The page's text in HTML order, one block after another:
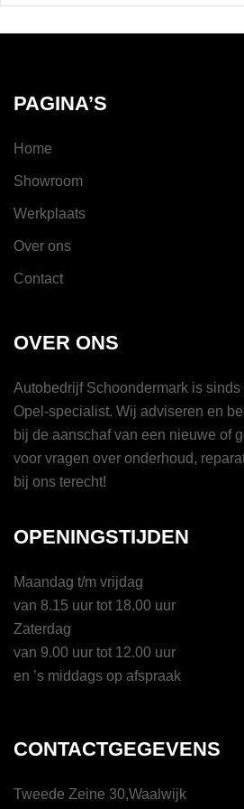
PAGINA’S
Home
Showroom
Werkplaats
Over ons
Contact
OVER ONS
Autobedrijf Schoondermark is
Opel-specialist. Wij adviseren en
bij de aanschaf van een nieuwe of
voor vragen over onderhoud,
bij ons terecht!
OPENINGSTIJDEN
Maandag t/m vrijdag
van 8.15 uur tot 18.00 uur
Zaterdag
van 9.00 uur tot 12.00 uur
en ’s middags op afspraak
CONTACTGEGEVENS
Tweede Zeine 30,Waalwijk